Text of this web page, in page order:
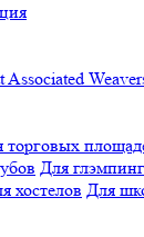
Associated
торговых
Для
хостелов Для